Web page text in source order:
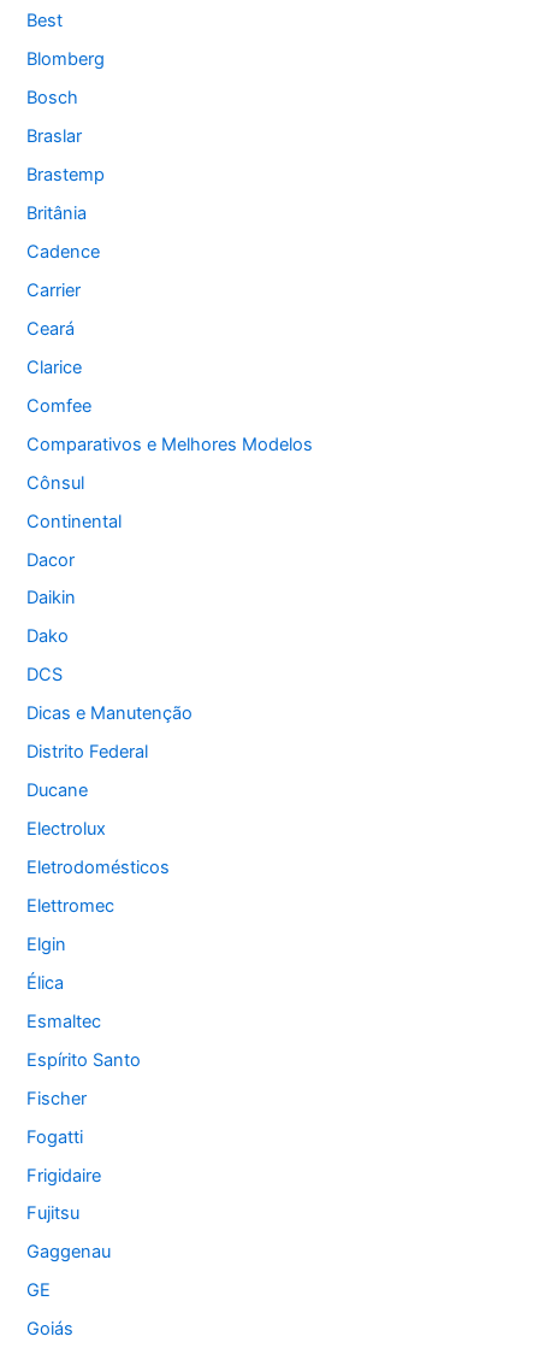
Best
Blomberg
Bosch
Braslar
Brastemp
Britânia
Cadence
Carrier
Ceará
Clarice
Comfee
Comparativos e Melhores Modelos
Cônsul
Continental
Dacor
Daikin
Dako
DCS
Dicas e Manutenção
Distrito Federal
Ducane
Electrolux
Eletrodomésticos
Elettromec
Elgin
Élica
Esmaltec
Espírito Santo
Fischer
Fogatti
Frigidaire
Fujitsu
Gaggenau
GE
Goiás